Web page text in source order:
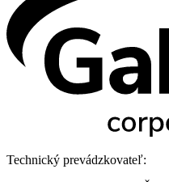
Technický prevádzkovateľ: